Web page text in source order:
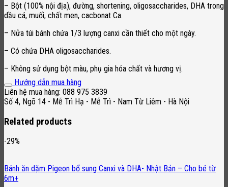
– Bột (100% nội địa), đường, shortening, oligosaccharides, DHA trong
dầu cá, muối, chất men, cacbonat Ca.
– Nửa túi bánh chứa 1/3 lượng canxi cần thiết cho một ngày.
– Có chứa DHA oligosaccharides.
– Không sử dụng bột màu, phụ gia hóa chất và hương vị.
Hướng dẫn mua hàng
Liên hệ mua hàng: 088 975 3839
Số 4, Ngõ 14 - Mễ Trì Hạ - Mễ Trì - Nam Từ Liêm - Hà Nội
Related products
-29%
Bánh ăn dặm Pigeon bổ sung Canxi và DHA- Nhật Bản – Cho bé từ
6m+